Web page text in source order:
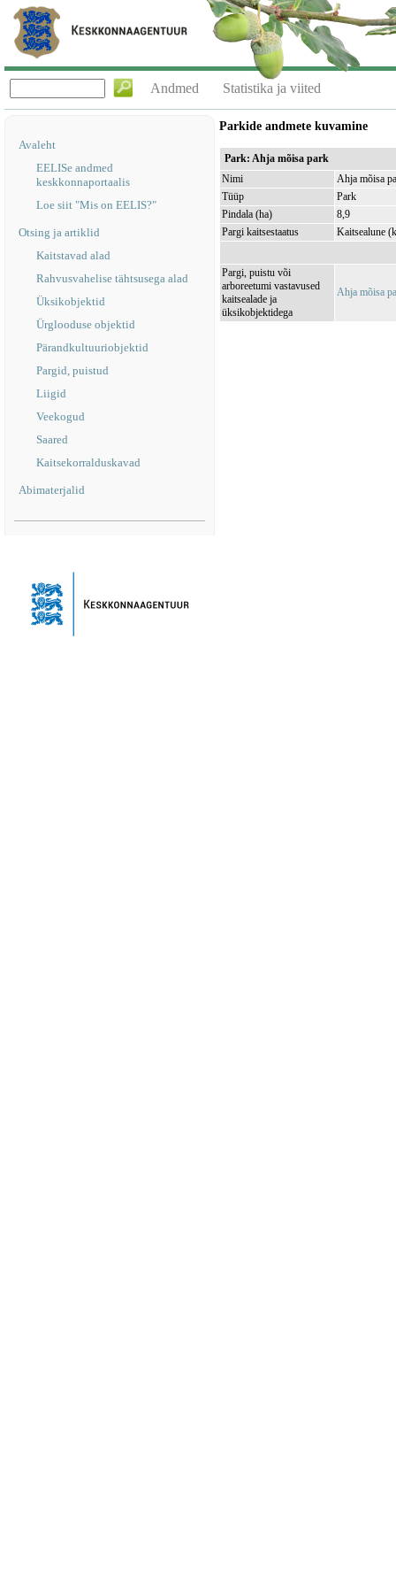
Andmed Statistika ja viited
Avaleht
EELISe andmed
keskkonnaportaalis
Loe siit "Mis on EELIS?"
Otsing ja artiklid
Kaitstavad alad
Rahvusvahelise tähtsusega alad
Üksikobjektid
Ürglooduse objektid
Pärandkultuuriobjektid
Pargid, puistud
Liigid
Veekogud
Saared
Kaitsekorralduskavad
Abimaterjalid
Parkide andmete kuvamine
Park: Ahja mõisa park
Nimi
Ahja mõisa
Tüüp
Park
Pindala (ha)
8,9
Pargi kaitsestaatus
Kaitsealune
Pargi, puistu või
arboreetumi vastavused
kaitsealade ja
üksikobjektidega
Ahja mõisa